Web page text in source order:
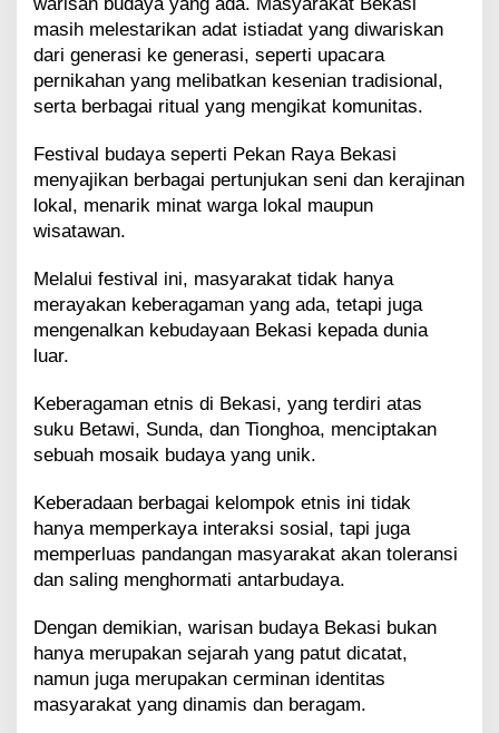
masih melestarikan adat istiadat yang diwariskan
dari generasi ke generasi, seperti upacara
pernikahan yang melibatkan kesenian tradisional,
serta berbagai ritual yang mengikat komunitas.
Festival budaya seperti Pekan Raya Bekasi
menyajikan berbagai pertunjukan seni dan kerajinan
lokal, menarik minat warga lokal maupun
wisatawan.
Melalui festival ini, masyarakat tidak hanya
merayakan keberagaman yang ada, tetapi juga
mengenalkan kebudayaan Bekasi kepada dunia
luar.
Keberagaman etnis di Bekasi, yang terdiri atas
suku Betawi, Sunda, dan Tionghoa, menciptakan
sebuah mosaik budaya yang unik.
Keberadaan berbagai kelompok etnis ini tidak
hanya memperkaya interaksi sosial, tapi juga
memperluas pandangan masyarakat akan toleransi
dan saling menghormati antarbudaya.
Dengan demikian, warisan budaya Bekasi bukan
hanya merupakan sejarah yang patut dicatat,
namun juga merupakan cerminan identitas
masyarakat yang dinamis dan beragam.